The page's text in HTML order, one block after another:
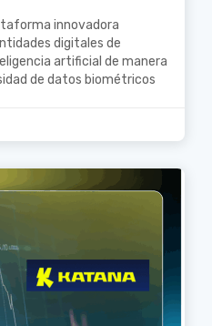
innovadora
digitales de
artificial de manera
de datos biométricos